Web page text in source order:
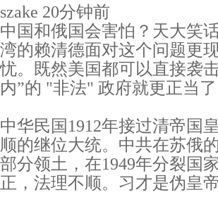
szake 20分钟前
中国和俄国会害怕？天大笑
湾的赖清德面对这个问题更
忧。既然美国都可以直接袭
内”的 "非法" 政府就更正当了
中华民国1912年接过清帝国
顺的继位大统。中共在苏俄
部分领土，在1949年分裂国
正，法理不顺。习才是伪皇帝